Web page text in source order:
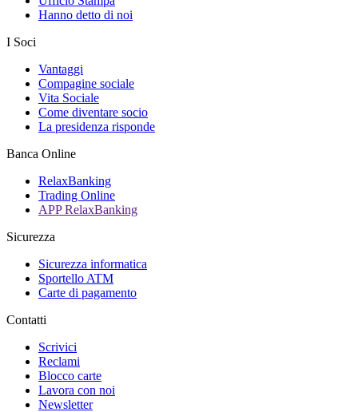
Hanno detto di noi
I Soci
Vantaggi
Compagine sociale
Vita Sociale
Come diventare socio
La presidenza risponde
Banca Online
RelaxBanking
Trading Online
APP RelaxBanking
Sicurezza
Sicurezza informatica
Sportello ATM
Carte di pagamento
Contatti
Scrivici
Reclami
Blocco carte
Lavora con noi
Newsletter